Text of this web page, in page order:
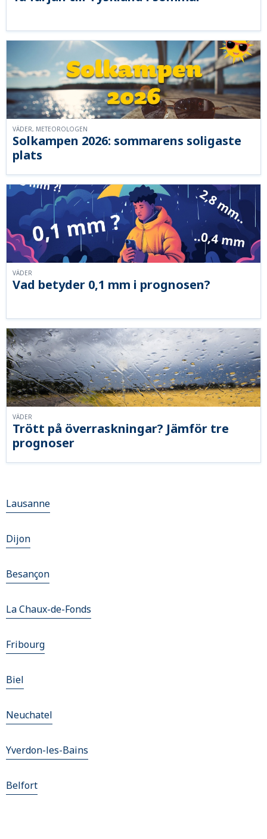
Solkampen 2026: sommarens soligaste
plats
VÄDER, METEOROLOGEN
Vad betyder 0,1 mm i prognosen?
VÄDER
Trött på överraskningar? Jämför tre
prognoser
VÄDER
Lausanne
Dijon
Besançon
La Chaux-de-Fonds
Fribourg
Biel
Neuchatel
Yverdon-les-Bains
Belfort